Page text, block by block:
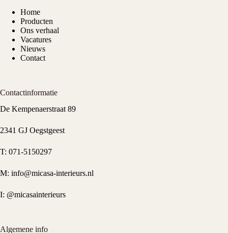
Home
Producten
Ons verhaal
Vacatures
Nieuws
Contact
Contactinformatie
De Kempenaerstraat 89
2341 GJ Oegstgeest
T: 071-5150297
M: info@micasa-interieurs.nl
I: @micasainterieurs
Algemene info